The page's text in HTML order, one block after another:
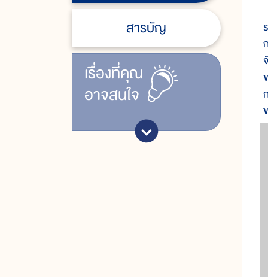
สารบัญ
เรื่ิองที่คุณ
อาจสนใจ